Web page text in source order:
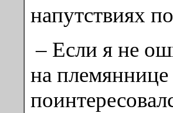
напутствиях
– Если я не
на